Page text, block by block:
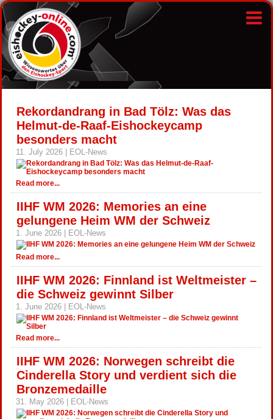
Rekordandrang in Bad Tölz: Was das
Helmut-de-Raaf-Eishockeycamp
besonders macht
11. July 2026 | EOL-News
Read more...
IIHF WM 2026: Memories an eine
gelungene Heim WM der Schweiz
1. June 2026 | EOL-News
Read more...
IIHF WM 2026: Finnland ist Weltmeister –
die Schweiz gewinnt Silber
1. June 2026 | EOL-News
Read more...
IIHF WM 2026: Norwegen schreibt die
Cinderella Story und verdient sich die
Bronzemedaille
31. May 2026 | EOL-News